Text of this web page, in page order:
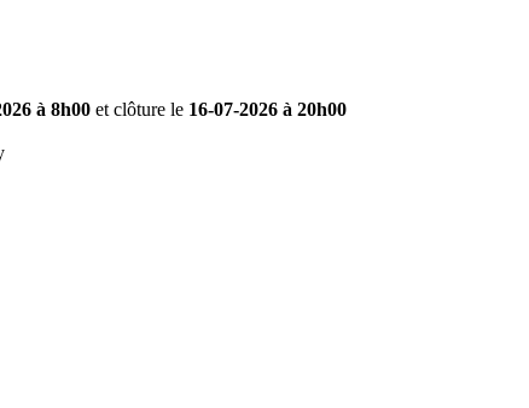
à 8h00 et clôture le 16-07-2026 à 20h00